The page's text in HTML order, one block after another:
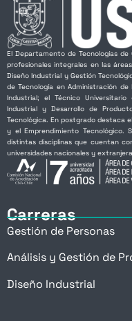
El Departamento de Tecnologías
profesionales integrales en las
Diseño Industrial y Gestión
de Tecnología en Administración
Industrial; el Técnico
Industrial y Desarrollo de
Tecnológica. En postgrado destaca
y el Emprendimiento Tecnológico.
distintas disciplinas que cuentan
universidades nacionales y
Carreras
Gestión de Personas
Análisis y Gestión de
Diseño Industrial